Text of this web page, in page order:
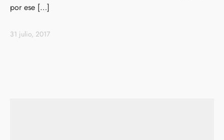
por ese […]
31 julio, 2017